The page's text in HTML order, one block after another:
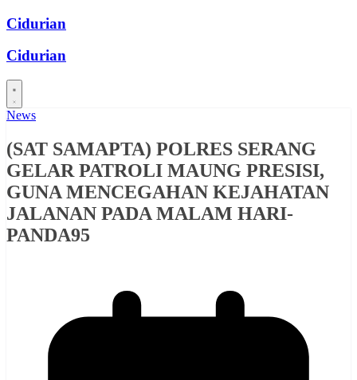
Skip
content
Cidurian
Cidurian
News
(SAT SAMAPTA) POLRES SERANG
GELAR PATROLI MAUNG PRESISI,
GUNA MENCEGAHAN KEJAHATAN
JALANAN PADA MALAM HARI-
PANDA95